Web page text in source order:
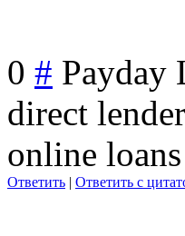
0 # Payday
direct
online
Ответить | Ответить с